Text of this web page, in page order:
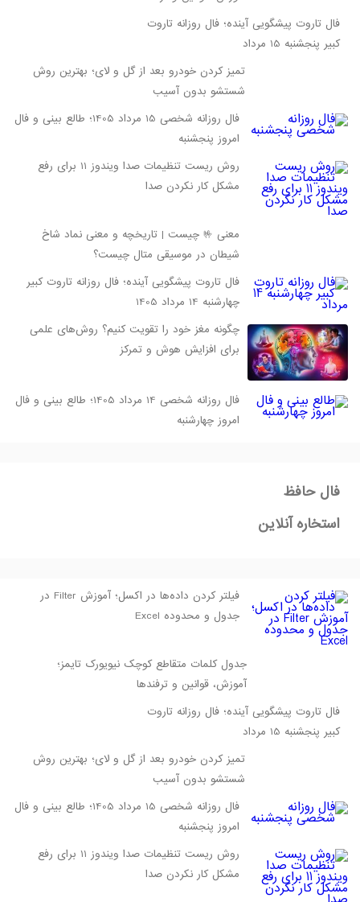
فال تاروت پیشگویی آینده؛ فال روزانه تاروت
کبیر پنجشنبه 15 مرداد
تمیز کردن خودرو بعد از گل و لای؛ بهترین روش
شستشو بدون آسیب
فال روزانه شخصی 15 مرداد 1405؛ طالع بینی و فال
امروز پنجشنبه
روش ریست تنظیمات صدا ویندوز 11 برای رفع
مشکل کار نکردن صدا
معنی 🤟 چیست | تاریخچه و معنی نماد شاخ
شیطان در موسیقی متال چیست؟
فال تاروت پیشگویی آینده؛ فال روزانه تاروت کبیر
چهارشنبه 14 مرداد 1405
چگونه مغز خود را تقویت کنیم؟ روش‌های علمی
برای افزایش هوش و تمرکز
فال روزانه شخصی 14 مرداد 1405؛ طالع بینی و فال
امروز چهارشنبه
فال حافظ
استخاره آنلاین
فیلتر کردن داده‌ها در اکسل؛ آموزش Filter در
جدول و محدوده Excel
جدول کلمات متقاطع کوچک نیویورک تایمز؛
آموزش، قوانین و ترفندها
فال تاروت پیشگویی آینده؛ فال روزانه تاروت
کبیر پنجشنبه 15 مرداد
تمیز کردن خودرو بعد از گل و لای؛ بهترین روش
شستشو بدون آسیب
فال روزانه شخصی 15 مرداد 1405؛ طالع بینی و فال
امروز پنجشنبه
روش ریست تنظیمات صدا ویندوز 11 برای رفع
مشکل کار نکردن صدا